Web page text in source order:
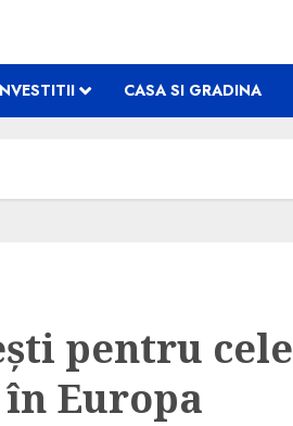
CASA SI GRADINA
pentru cele
Europa